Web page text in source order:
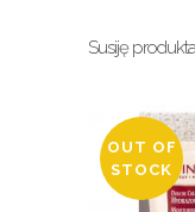
Susiję
OUT OF
STOCK